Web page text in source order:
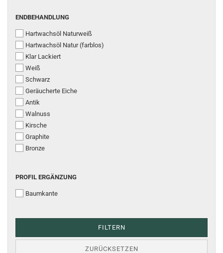
ENDBEHANDLUNG
Hartwachsöl Naturweiß
Hartwachsöl Natur (farblos)
Klar Lackiert
Weiß
Schwarz
Geräucherte Eiche
Antik
Walnuss
Kirsche
Graphite
Bronze
PROFIL ERGÄNZUNG
Baumkante
FILTERN
ZURÜCKSETZEN